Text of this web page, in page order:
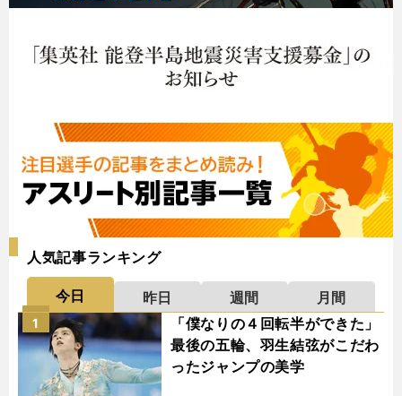
人気記事ランキング
今日 昨日 週間
月間
「僕なりの４回転半ができた」
最後の五輪、羽生結弦がこだわ
ったジャンプの美学
1